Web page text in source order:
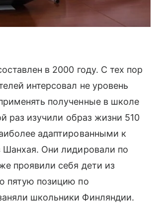
в 2000 году. С тех пор
интерсовал не уровень
полученные в школе
раз изучили образ жизни 510
адаптированными к
Шанхая. Они лидировали по
проявили себя дети из
пятую позицию по
школьники Финляндии.